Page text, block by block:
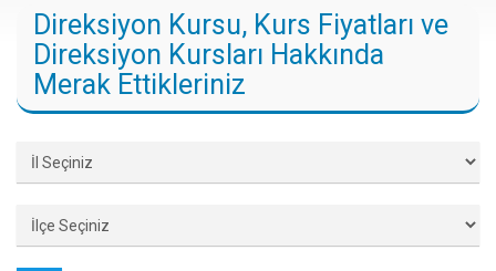
Direksiyon Kursu, Kurs Fiyatları ve
Direksiyon Kursları Hakkında
Merak Ettikleriniz